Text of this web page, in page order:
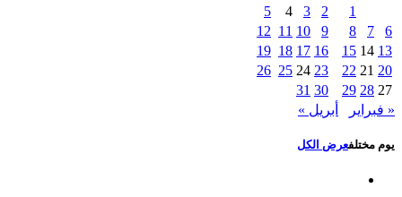
1
2
3
4
5
6
7
8
9
10
11
12
13
14
15
16
17
18
19
20
21
22
23
24
25
26
27
28
29
30
31
« فبراير
أبريل »
يوم مختلفعرض الكل